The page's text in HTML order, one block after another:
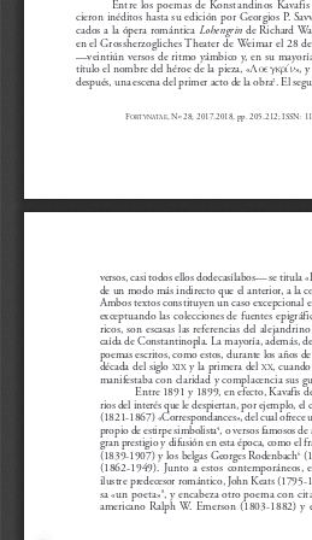
Entre los poemas de Konstandinos
cieron inéditos hasta su edición por Georgios P.
cados a la ópera romántica Lohengrin
de Richard
en el Grossherzogliches Theater de Weimar el 28
—veintiún versos de ritmo yámbico y, en su
título el nombre del héroe de la pieza, « Loegkrivn», y
después, una escena del primer acto de la obra
2 . El
FORTVNATAE , Nº 28; 2017-2018, pp. 205-212; ISSN:
versos, casi todos ellos dodecasílabos— se titula «La
de un modo más indirecto que el anterior, a la
Ambos textos constituyen un caso excepcional
exceptuando las colecciones de fuentes
ricos, son escasas las referencias del
caída de Constantinopla. La mayoría, además, de
poemas escritos, como estos, durante los años
década del siglo XIX y la primera del XX , cuando
manifestaba con claridad y complacencia sus
Entre 1891 y 1899, en efecto, Kavafis
rios del interés que le despiertan, por ejemplo, el
(1821-1867) «Correspondances», del cual ofrece
propio de estirpe simbolista
4, o versos famosos de
gran prestigio y difusión en esta época, como el
(1839-1907) y los belgas Georges Rodenbach 6
(1862-1949). Junto a estos contemporáneos,
ilustre predecesor romántico, John Keats (1795-
sa «un poeta» 8, y encabeza otro poema con
americano Ralph W. Emerson (1803-1882) y